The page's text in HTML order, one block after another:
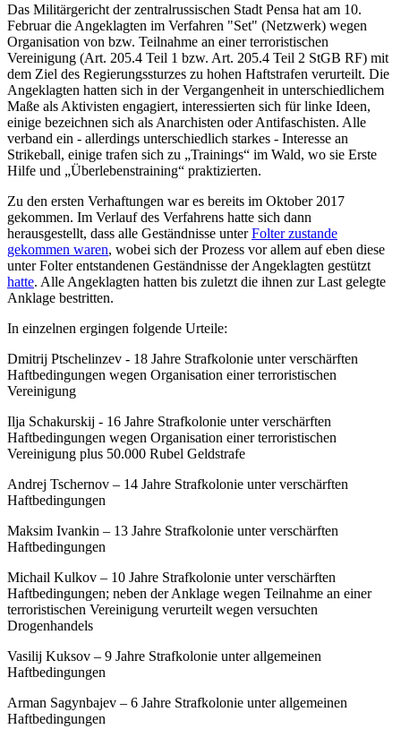
Das Militärgericht der zentralrussischen Stadt Pensa hat am 10.
Februar die Angeklagten im Verfahren "Set" (Netzwerk) wegen
Organisation von bzw. Teilnahme an einer terroristischen
Vereinigung (Art. 205.4 Teil 1 bzw. Art. 205.4 Teil 2 StGB RF) mit
dem Ziel des Regierungssturzes zu hohen Haftstrafen verurteilt. Die
Angeklagten hatten sich in der Vergangenheit in unterschiedlichem
Maße als Aktivisten engagiert, interessierten sich für linke Ideen,
einige bezeichnen sich als Anarchisten oder Antifaschisten. Alle
verband ein - allerdings unterschiedlich starkes - Interesse an
Strikeball, einige trafen sich zu „Trainings“ im Wald, wo sie Erste
Hilfe und „Überlebenstraining“ praktizierten.
Zu den ersten Verhaftungen war es bereits im Oktober 2017
gekommen. Im Verlauf des Verfahrens hatte sich dann
herausgestellt, dass alle Geständnisse unterFolter zustande
gekommen waren, wobei sich der Prozess vor allem auf eben diese
unter Folter entstandenen Geständnisse der Angeklagten gestützt
hatte. Alle Angeklagten hatten bis zuletzt die ihnen zur Last gelegte
Anklage bestritten.
In einzelnen ergingen folgende Urteile:
Dmitrij Ptschelinzev - 18 Jahre Strafkolonie unter verschärften
Haftbedingungen wegen Organisation einer terroristischen
Vereinigung
Ilja Schakurskij - 16 Jahre Strafkolonie unter verschärften
Haftbedingungen wegen Organisation einer terroristischen
Vereinigung plus 50.000 Rubel Geldstrafe
Andrej Tschernov – 14 Jahre Strafkolonie unter verschärften
Haftbedingungen
Maksim Ivankin – 13 Jahre Strafkolonie unter verschärften
Haftbedingungen
Michail Kulkov – 10 Jahre Strafkolonie unter verschärften
Haftbedingungen; neben der Anklage wegen Teilnahme an einer
terroristischen Vereinigung verurteilt wegen versuchten
Drogenhandels
Vasilij Kuksov – 9 Jahre Strafkolonie unter allgemeinen
Haftbedingungen
Arman Sagynbajev – 6 Jahre Strafkolonie unter allgemeinen
Haftbedingungen